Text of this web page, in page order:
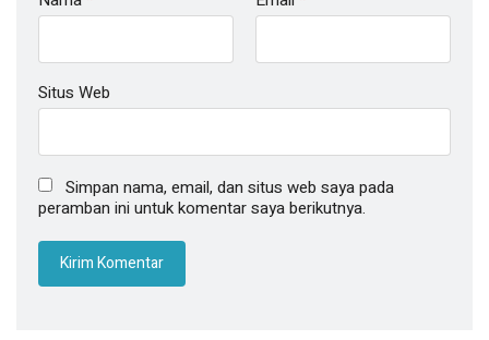
Situs Web
Simpan nama, email, dan situs web saya pada
peramban ini untuk komentar saya berikutnya.